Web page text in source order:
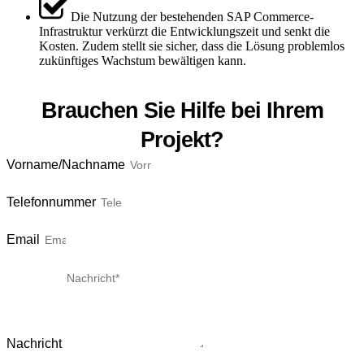
Die Nutzung der bestehenden SAP Commerce-
Infrastruktur verkürzt die Entwicklungszeit und senkt die
Kosten. Zudem stellt sie sicher, dass die Lösung problemlos
zukünftiges Wachstum bewältigen kann.
Brauchen Sie Hilfe bei Ihrem
Projekt?
Vorname/Nachname
Telefonnummer
Email
Nachricht